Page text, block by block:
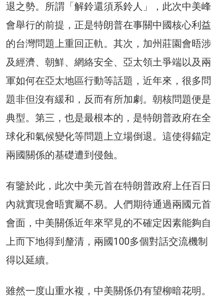
退之勢。所謂「解鈴還須系鈴人」，此次中美峰
會舉行的前提，正是特朗普在事關中國核心利益
的台灣問題上重回正軌。其次，加州莊園會晤涉
及經濟、朝鮮、網絡安全、亞太領土爭端以及兩
軍如何在亞太地區行動等話題，近年來，很多問
題非但沒有緩和，反而有所加劇。朝核問題便是
典型。第三，也是最根本的，是特朗普政府在全
球化和氣候變化等問題上立場倒退。這使得錨定
兩國關係的基礎遭到侵蝕。
有鑒於此，此次中美元首在特朗普政府上任百日
內就實現會晤實屬不易。人們期待通過兩國元首
會面，中美關係近年來罕見的不確定因素能夠自
上而下地得到釐清，兩國100多個對話交流機制
得以延續。
雖然一度山重水複，中美關係仍有望柳暗花明。